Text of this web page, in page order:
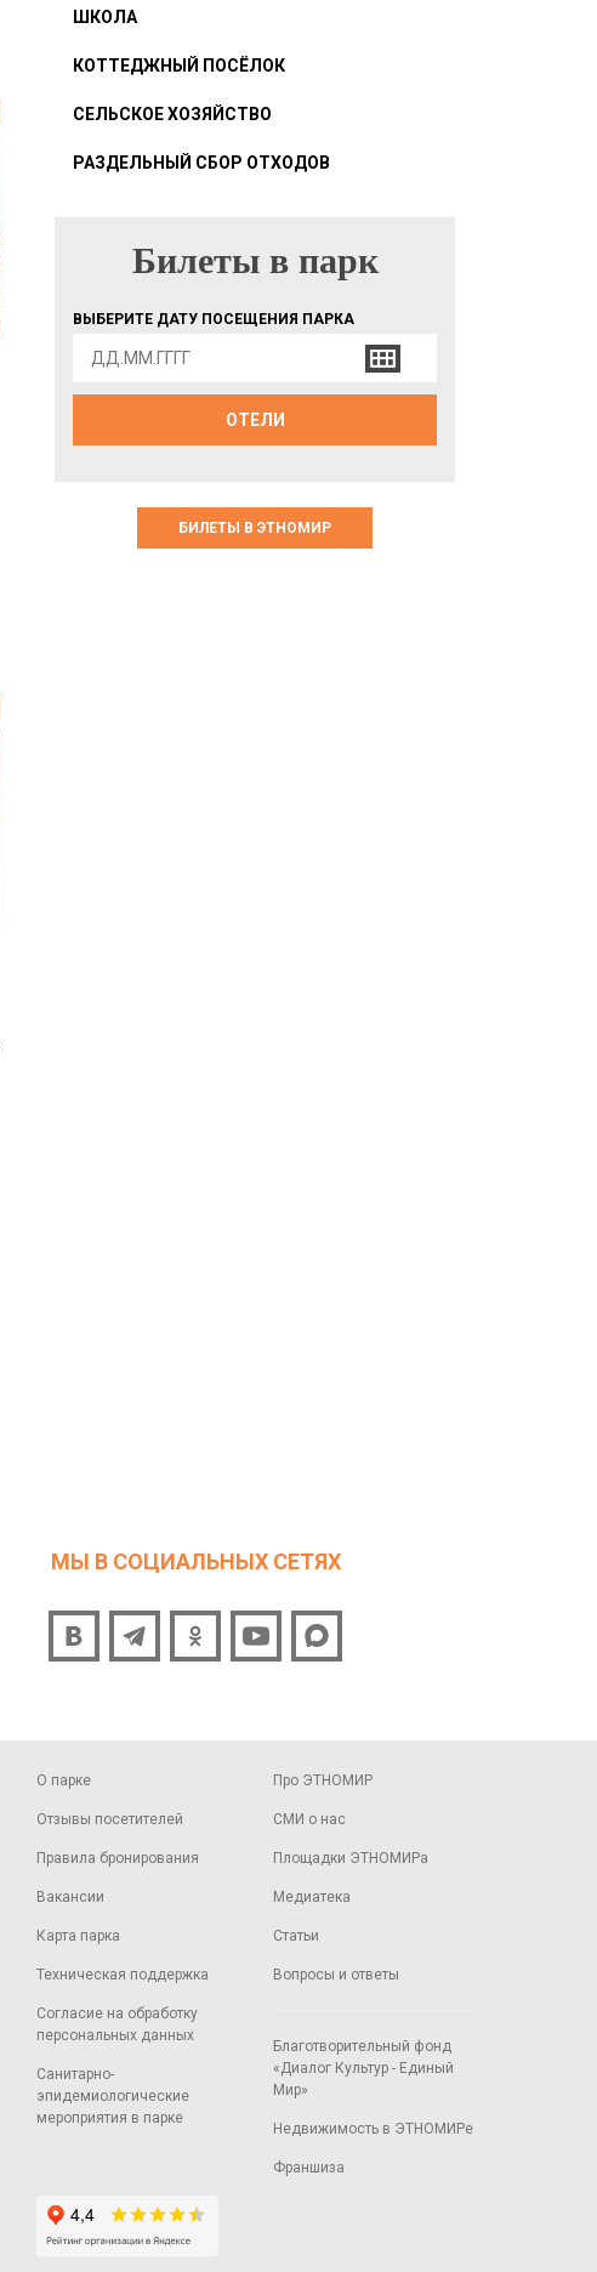
ШКОЛА
КОТТЕДЖНЫЙ ПОСЁЛОК
СЕЛЬСКОЕ ХОЗЯЙСТВО
РАЗДЕЛЬНЫЙ СБОР ОТХОДОВ
БИЛЕТЫ В ПАРК
Билеты в парк
ВЫБЕРИТЕ ДАТУ ПОСЕЩЕНИЯ ПАРКА
ОТЕЛИ
БИЛЕТЫ В ЭТНОМИР
МЫ В СОЦИАЛЬНЫХ СЕТЯХ
О парке
Отзывы посетителей
Правила бронирования
Вакансии
Карта парка
Техническая поддержка
Согласие на обработку
персональных данных
Санитарно-
эпидемиологические
мероприятия в парке
Про ЭТНОМИР
СМИ о нас
Площадки ЭТНОМИРа
Медиатека
Статьи
Вопросы и ответы
Благотворительный фонд
«Диалог Культур - Единый
Мир»
Недвижимость в ЭТНОМИРе
Франшиза